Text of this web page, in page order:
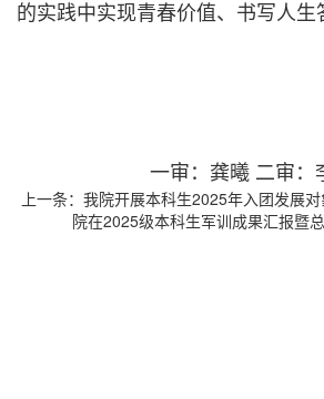
的实践中实现青春价值、书写人生
一审：龚曦 二审：
上一条： 我院开展本科生2025年入团发展
院在2025级本科生军训成果汇报暨